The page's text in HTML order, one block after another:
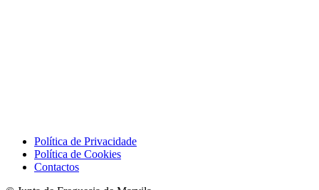
Política de Privacidade
Política de Cookies
Contactos